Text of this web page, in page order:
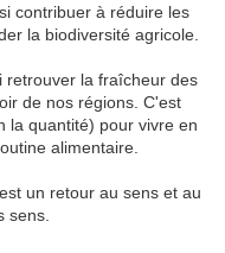
contribuer à réduire les
la biodiversité agricole.
retrouver la fraîcheur des
de nos régions. C'est
la quantité) pour vivre en
alimentaire.
un retour au sens et au
sens.